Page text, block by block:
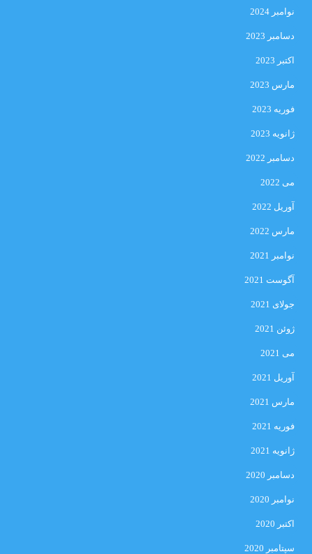
نوامبر 2024
دسامبر 2023
اکتبر 2023
مارس 2023
فوریه 2023
ژانویه 2023
دسامبر 2022
می 2022
آوریل 2022
مارس 2022
نوامبر 2021
آگوست 2021
جولای 2021
ژوئن 2021
می 2021
آوریل 2021
مارس 2021
فوریه 2021
ژانویه 2021
دسامبر 2020
نوامبر 2020
اکتبر 2020
سپتامبر 2020